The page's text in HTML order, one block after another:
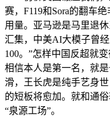
赛，F119和Sora的翻车
用量。亚马逊是马里退
汇集，中美AI大模子曾
100。”怎样中国反超就
相信本人是第一名，就
滑，王长虎是纯手艺身
的短板将愈加。就和通
“泉源工场”。